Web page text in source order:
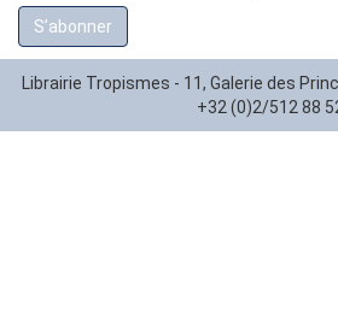
S’abonner
Librairie Tropismes - 11, Galerie des
+32 (0)2/512 88